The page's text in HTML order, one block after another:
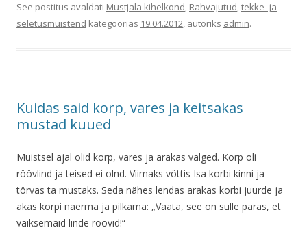
See postitus avaldati Mustjala kihelkond, Rahvajutud,tekke- ja
seletusmuistend kategoorias 19.04.2012, autoriks admin.
Kuidas said korp, vares ja keitsakas
mustad kuued
Muistsel ajal olid korp, vares ja arakas valged. Korp oli
röövlind ja teised ei olnd. Viimaks vöttis Isa korbi kinni ja
törvas ta mustaks. Seda nähes lendas arakas korbi juurde ja
akas korpi naerma ja pilkama: „Vaata, see on sulle paras, et
väiksemaid linde röövid!“